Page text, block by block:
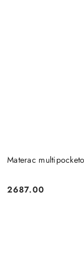
Materac
Cena:
2687.00